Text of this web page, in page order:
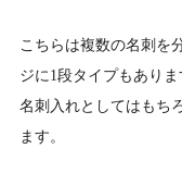
こちらは複数の名刺を
ジに1段タイプもありま
名刺入れとしてはもち
ます。